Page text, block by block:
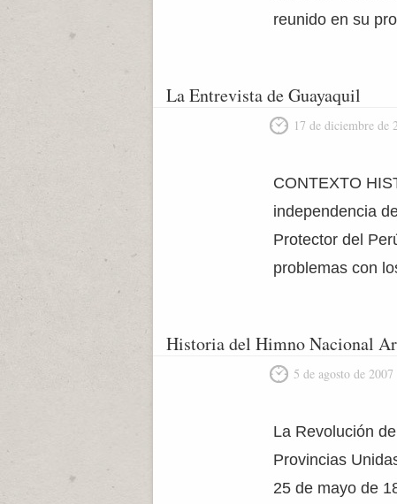
reunido en su
La Entrevista de Guayaquil
17 de diciembre de
CONTEXTO
independencia
Protector del
problemas con
Historia del Himno Nacional
5 de agosto de 2007
La Revolución
Provincias
25 de mayo de